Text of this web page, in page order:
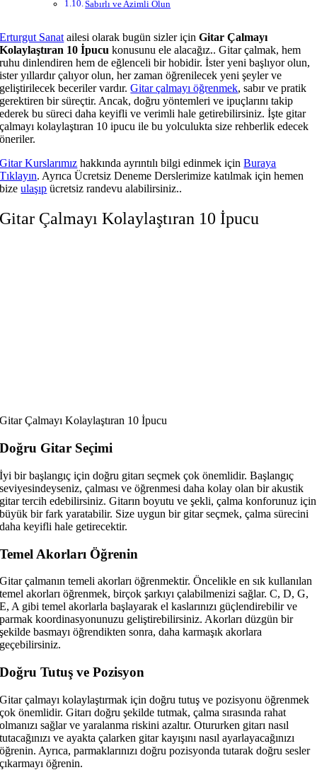
Sabırlı ve Azimli Olun
Erturgut Sanat ailesi olarak bugün sizler içinGitar Çalmayı
Kolaylaştıran 10 İpucu konusunu ele alacağız.. Gitar çalmak, hem
ruhu dinlendiren hem de eğlenceli bir hobidir. İster yeni başlıyor olun,
ister yıllardır çalıyor olun, her zaman öğrenilecek yeni şeyler ve
geliştirilecek beceriler vardır.Gitar çalmayı öğrenmek, sabır ve pratik
gerektiren bir süreçtir. Ancak, doğru yöntemleri ve ipuçlarını takip
ederek bu süreci daha keyifli ve verimli hale getirebilirsiniz. İşte gitar
çalmayı kolaylaştıran 10 ipucu ile bu yolculukta size rehberlik edecek
öneriler.
Gitar Kurslarımız hakkında ayrıntılı bilgi edinmek içinBuraya
Tıklayın. Ayrıca Ücretsiz Deneme Derslerimize katılmak için hemen
bizeulaşıp ücretsiz randevu alabilirsiniz..
Gitar Çalmayı Kolaylaştıran 10 İpucu
Gitar Çalmayı Kolaylaştıran 10 İpucu
Doğru Gitar Seçimi
İyi bir başlangıç için doğru gitarı seçmek çok önemlidir. Başlangıç
seviyesindeyseniz, çalması ve öğrenmesi daha kolay olan bir akustik
gitar tercih edebilirsiniz. Gitarın boyutu ve şekli, çalma konforunuz için
büyük bir fark yaratabilir. Size uygun bir gitar seçmek, çalma sürecini
daha keyifli hale getirecektir.
Temel Akorları Öğrenin
Gitar çalmanın temeli akorları öğrenmektir. Öncelikle en sık kullanılan
temel akorları öğrenmek, birçok şarkıyı çalabilmenizi sağlar. C, D, G,
E, A gibi temel akorlarla başlayarak el kaslarınızı güçlendirebilir ve
parmak koordinasyonunuzu geliştirebilirsiniz. Akorları düzgün bir
şekilde basmayı öğrendikten sonra, daha karmaşık akorlara
geçebilirsiniz.
Doğru Tutuş ve Pozisyon
Gitar çalmayı kolaylaştırmak için doğru tutuş ve pozisyonu öğrenmek
çok önemlidir. Gitarı doğru şekilde tutmak, çalma sırasında rahat
olmanızı sağlar ve yaralanma riskini azaltır. Otururken gitarı nasıl
tutacağınızı ve ayakta çalarken gitar kayışını nasıl ayarlayacağınızı
öğrenin. Ayrıca, parmaklarınızı doğru pozisyonda tutarak doğru sesler
çıkarmayı öğrenin.